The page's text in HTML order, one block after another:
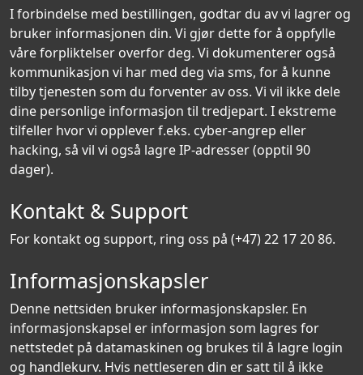
I forbindelse med bestillingen, godtar du av vi lagrer og
bruker informasjonen din. Vi gjør dette for å oppfylle
våre forpliktelser overfor deg. Vi dokumenterer også
kommunikasjon vi har med deg via sms, for å kunne
tilby tjenesten som du forventer av oss. Vi vil ikke dele
dine personlige informasjon til tredjepart. I ekstreme
tilfeller hvor vi opplever f.eks. cyber-angrep eller
hacking, så vil vi også lagre IP-adresser (opptil 90
dager).
Kontakt & Support
For kontakt og support, ring oss på (+47) 22 17 20 86.
Informasjonskapsler
Denne nettsiden bruker informasjonskapsler. En
informasjonskapsel er informasjon som lagres for
nettstedet på datamaskinen og brukes til å lagre login
og handlekurv. Hvis nettleseren din er satt til å ikke